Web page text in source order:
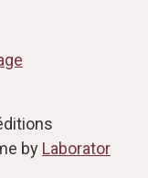
by Laborator